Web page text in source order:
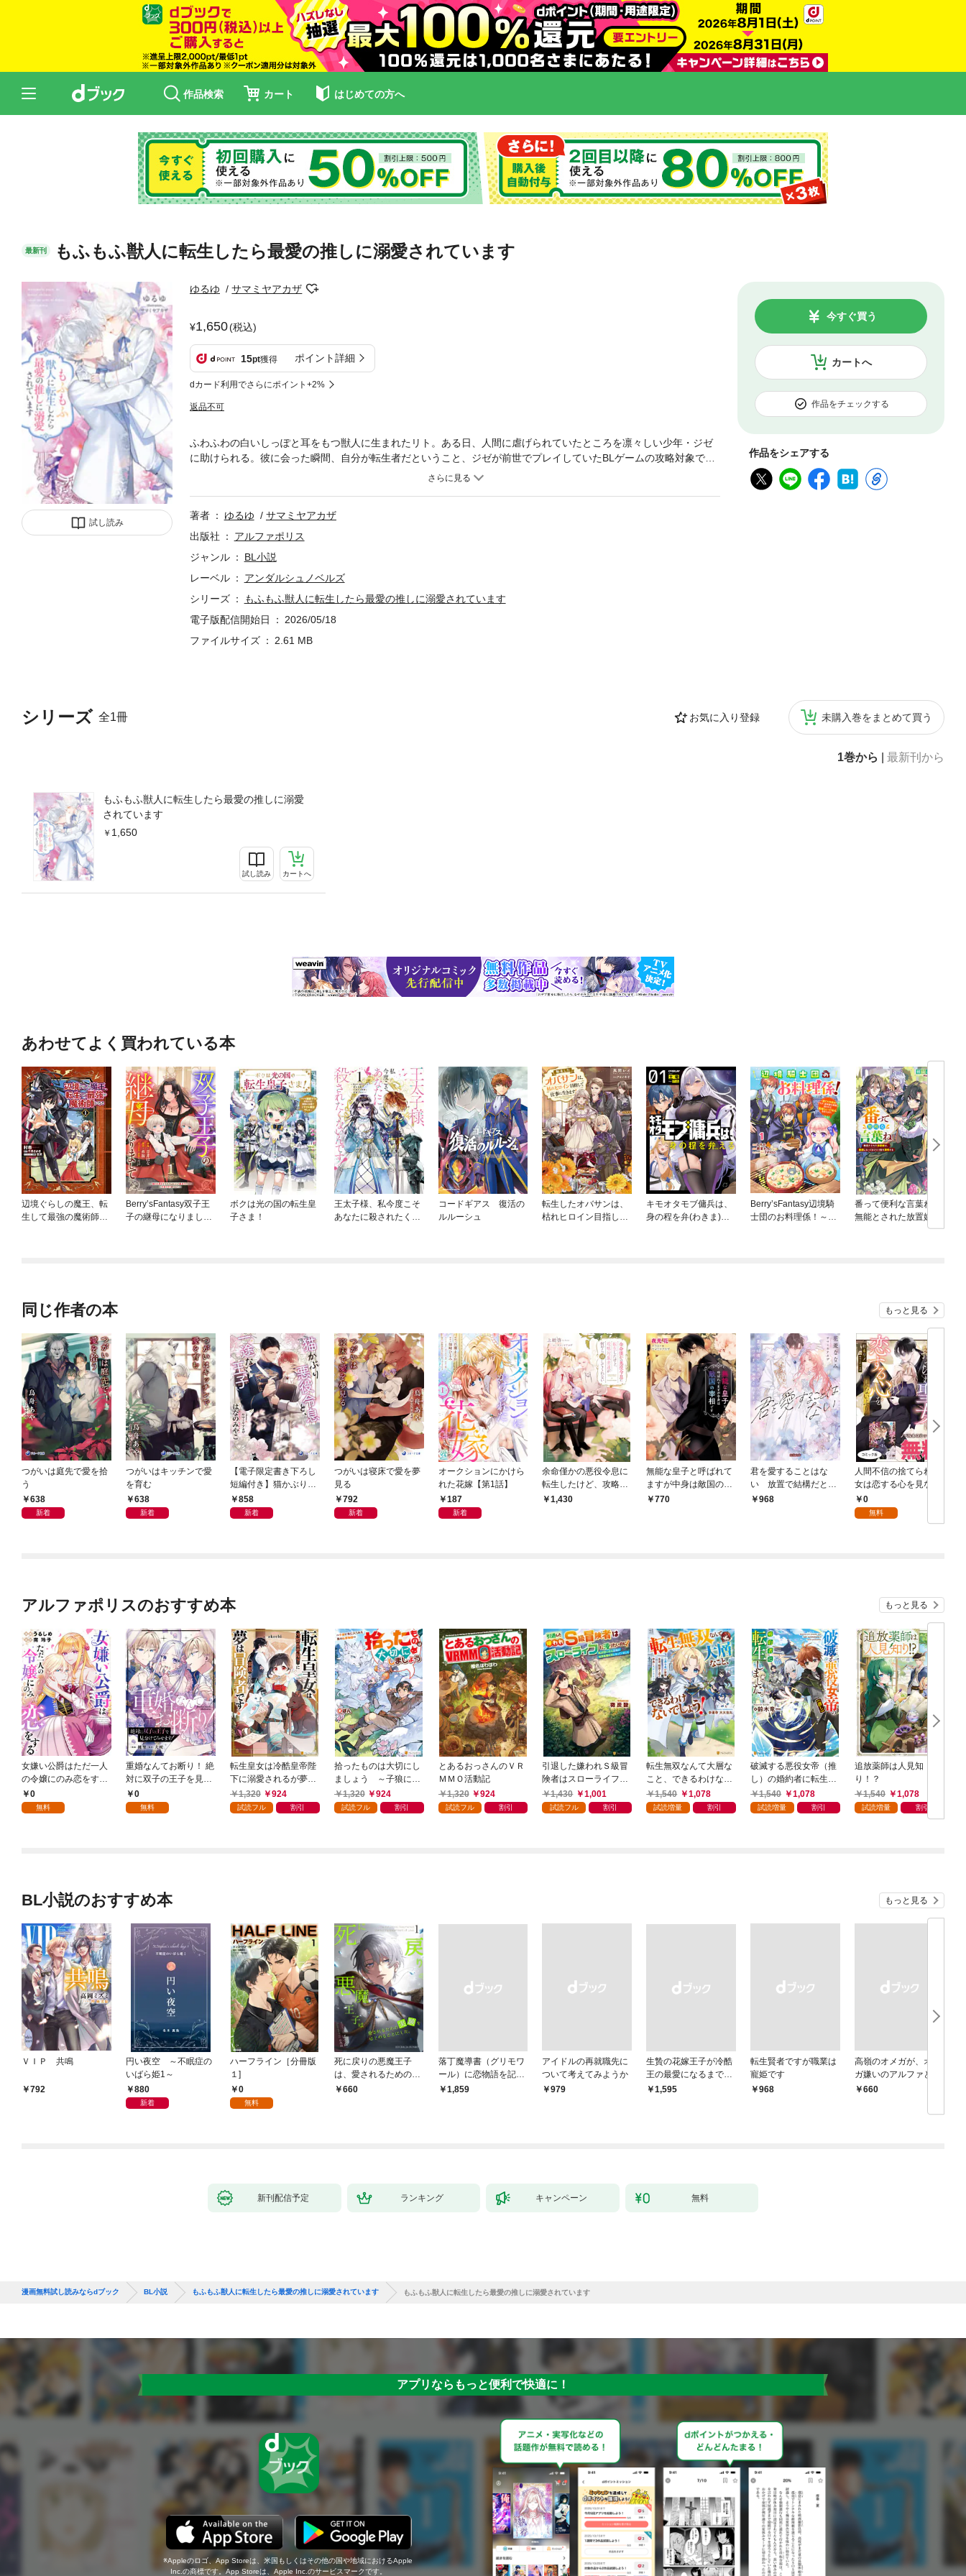
作品検索 カート はじめての方へ
最新刊 もふもふ獣人に転生したら最愛の推しに溺愛されています
試し読み
ゆるゆ サマミヤアカザ
1,650(税込)
15pt獲得 ポイント詳細
dカード利用でさらにポイント+2%
返品不可
カートへ
今すぐ買う
作品をチェックする
作品をシェアする
シリーズ 全1冊 お気に入り登録 未購入巻をまとめて買う
1巻から 最新刊から
もふもふ獣人に転生したら最愛の推しに溺愛
されています
1,650
試し読み カートへ
ふわふわの白いしっぽと耳をもつ獣人に生まれたリト。ある日、人間に虐げられていたところを凛々しい少年・ジゼ
に助けられる。彼に会った瞬間、自分が転生者だということ、ジゼが前世でプレイしていたBLゲームの攻略対象で、
最愛の推しだと思いだす。傷ついたリトをジゼはやさしく看病してくれたうえに、従僕として邸においてくれること
わいがってくれて――!? 最愛の推しに愛でられる、ほのぼのやさしいBLファンタジー！ ※電子版は単行本をもとに
編集しています
著者 ゆるゆ
サマミヤアカザ
出版社
アルファポリス
ジャンル
BL小説
レーベル
アンダルシュノベルズ
シリーズ
もふもふ獣人に転生したら最愛の推しに溺愛されています
電子版配信開始日
2026/05/18
ファイルサイズ
2.61 MB
あわせてよく買われている本
辺境ぐらしの魔王、転
生して最強の魔術師に
Berry’sFantasy双子王
子の継母になりまして
ボクは光の国の転生皇
子さま！
王太子様、私今度こそ
あなたに殺されたくな
コードギアス 復活の
ルルーシュ
転生したオバサンは、
枯れヒロイン目指して
キモオタモブ傭兵は、
身の程を弁(わきま)え
Berry’sFantasy辺境騎
士団のお料理係！～捨
番って便利な言葉ね
無能とされた放置嫁
は、薬師になっておひ
同じ作者の本 もっと見る
つがいは庭先で愛を拾
う
638
新着
つがいはキッチンで愛
を育む
638
新着
【電子限定書き下ろし
短編付き】猫かぶり悪
役令息と、一途な王子
858
新着
つがいは寝床で愛を夢
見る
792
新着
オークションにかけら
れた花嫁【第1話】
187
新着
余命僅かの悪役令息に
転生したけど、攻略対
象者達が何やら離して
1,430
無能な皇子と呼ばれて
ますが中身は敵国の宰
相です
770
君を愛することはな
い 放置で結構だと思
っていたのにいつのま
968
人間不信の捨てられ聖
女は恋する心を見ない
ふり ノベル&コミッ
ク試読版
0
無料
アルファポリスのおすすめ本 もっと見る
女嫌い公爵はただ一人
の令嬢にのみ恋をする
（分冊版）第１話
0
無料
重婚なんてお断り！ 絶
対に双子の王子を見分
けてみせます！（分冊
版） 第１話
0
無料
転生皇女は冷酷皇帝陛
下に溺愛されるが夢は
冒険者です！
1,320 924
試読フル 割引
拾ったものは大切にし
ましょう ～子狼に気
に入られた男の転移物
語～
1,320 924
試読フル 割引
とあるおっさんのＶＲ
ＭＭＯ活動記
1,320
924
試読フル 割引
引退した嫌われＳ級冒
険者はスローライフに
浸りたいのに！ 気が
付いたら辺境が世界最
1,430 1,001
試読フル 割引
転生無双なんて大層な
こと、できるわけない
でしょう！ 公爵令息
が家族、友達、精霊と
1,540 1,078
試読増量 割引
破滅する悪役女帝（推
し）の婚約者に転生し
ました。
1,540 1,078
試読増量 割引
追放薬師は人見知
り！？
1,540
1,078
試読増量 割引
BL小説のおすすめ本 もっと見る
ＶＩＰ 共鳴
792
円い夜空 ～不眠症の
いばら姫1～
880
新着
ハーフライン［分冊版
１]
0
無料
死に戻りの悪魔王子
は、愛されるための実
験をはじめることにし
660
落丁魔導書（グリモワ
ール）に恋物語を記す
には【イラスト付き】
￥1,859
アイドルの再就職先に
ついて考えてみようか
￥979
生贄の花嫁王子が冷酷
王の最愛になるまで
【イラスト付き】【単
￥1,595
転生賢者ですが職業は
寵姫です
￥968
高嶺のオメガが、オメ
ガ嫌いのアルファと愛
を知るまで1
￥660
新刊配信予定 ランキング キャンペーン 無料
漫画無料試し読みならdブック BL小説 もふもふ獣人に転生したら最愛の推しに溺愛されています もふもふ獣人に転生したら最愛の推しに溺愛されています
アプリならもっと便利で快適に！
Appleのロゴ、App Storeは、米国もしくはその他の国や地域におけるApple
Inc.の商標です。App Storeは、Apple Inc.のサービスマークです。